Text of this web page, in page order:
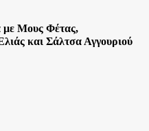
με Μους Φέτας,
και Σάλτσα Αγγουριού